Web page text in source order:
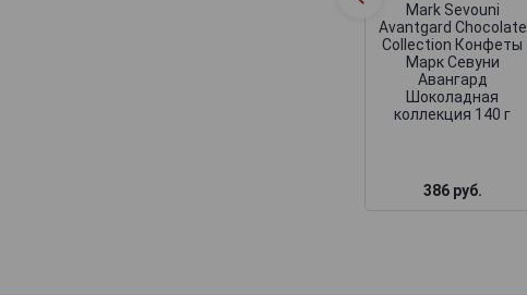
Mark Sevouni
Avantgard Chocolate
Collection Конфеты
Марк Севуни
Авангард
Шоколадная
коллекция 140 г
386 руб.